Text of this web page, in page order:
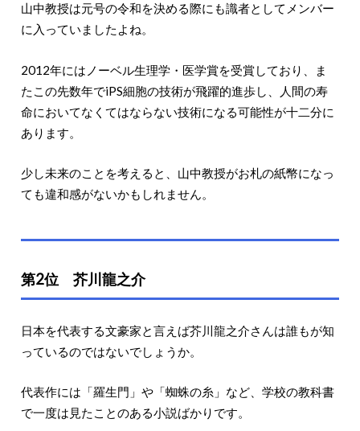
山中教授は元号の令和を決める際にも識者としてメンバー
に入っていましたよね。
2012年にはノーベル生理学・医学賞を受賞しており、ま
たこの先数年でiPS細胞の技術が飛躍的進歩し、人間の寿
命においてなくてはならない技術になる可能性が十二分に
あります。
少し未来のことを考えると、山中教授がお札の紙幣になっ
ても違和感がないかもしれません。
第2位 芥川龍之介
日本を代表する文豪家と言えば芥川龍之介さんは誰もが知
っているのではないでしょうか。
代表作には「羅生門」や「蜘蛛の糸」など、学校の教科書
で一度は見たことのある小説ばかりです。